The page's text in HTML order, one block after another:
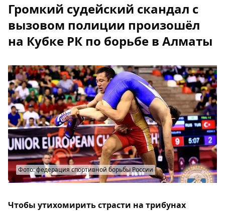
Громкий судейский скандал с
вызовом полиции произошёл
на Кубке РК по борьбе в Алматы
Фото: федерация спортивной борьбы России
Чтобы утихомирить страсти на трибунах